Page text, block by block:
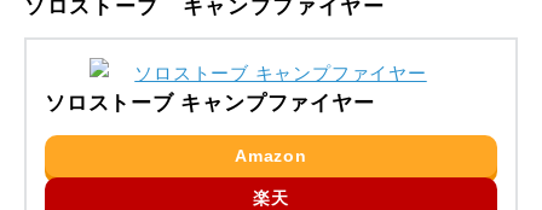
ソロストーブ キャンプファイヤー
ソロストーブ キャンプファイヤー
Amazon
楽天